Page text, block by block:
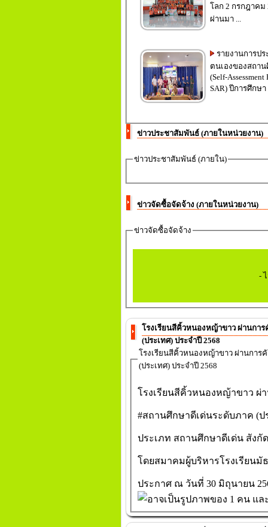
โลก 2 กรกฎาคม
ผ่านมา ...
รายงานการปร
ตนเองของสถา
(Self-Assessment
ข่าวประชาสัมพันธ์ (ภายในหน่วยงาน)
ข่าวประชาสัมพันธ์ (ภายใน)
ข่าวจัดซื้อจัดจ้าง (ภายในหน่วยงาน)
ข่าวจัดซื้อจัดจ้าง
-
โรงเรียนสีคิ้วหนองหญ้าขาว ผ่านการคัดเลือกได้รับราง
(ประเทศ) ประจำปี 2568
โรงเรียนสีคิ้วหนองหญ้าขาว ผ่านการคัดเลือกได้รับรางวั
(ประเทศ) ประจำปี 2568
โรงเรียนสีคิ้วหนองหญ้าขาว ผ่
#สถานศึกษาดีเด่นระดับภาค (ป
ประเภท สถานศึกษาดีเด่น สังกั
โดยสมาคมผู้บริหารโรงเรียนมั
ประกาศ ณ วันที่ 30 มิถุนายน